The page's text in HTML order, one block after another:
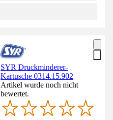
SYR Druckminderer-
Kartusche 0314.15.902
Artikel wurde noch nicht
bewertet.